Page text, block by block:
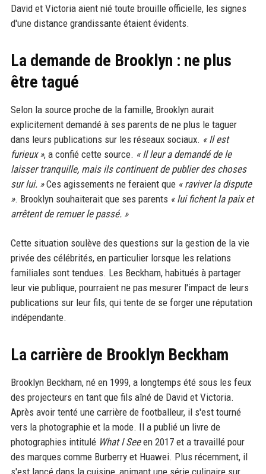
David et Victoria aient nié toute brouille officielle, les signes
d'une distance grandissante étaient évidents.
La demande de Brooklyn : ne plus
être tagué
Selon la source proche de la famille, Brooklyn aurait
explicitement demandé à ses parents de ne plus le taguer
dans leurs publications sur les réseaux sociaux. « Il est
furieux », a confié cette source. « Il leur a demandé de le
laisser tranquille, mais ils continuent de publier des choses
sur lui. »Ces agissements ne feraient que « raviver la dispute
». Brooklyn souhaiterait que ses parents « lui fichent la paix et
arrêtent de remuer le passé. »
Cette situation soulève des questions sur la gestion de la vie
privée des célébrités, en particulier lorsque les relations
familiales sont tendues. Les Beckham, habitués à partager
leur vie publique, pourraient ne pas mesurer l'impact de leurs
publications sur leur fils, qui tente de se forger une réputation
indépendante.
La carrière de Brooklyn Beckham
Brooklyn Beckham, né en 1999, a longtemps été sous les feux
des projecteurs en tant que fils aîné de David et Victoria.
Après avoir tenté une carrière de footballeur, il s'est tourné
vers la photographie et la mode. Il a publié un livre de
photographies intitulé What I Seeen 2017 et a travaillé pour
des marques comme Burberry et Huawei. Plus récemment, il
s'est lancé dans la cuisine, animant une série culinaire sur